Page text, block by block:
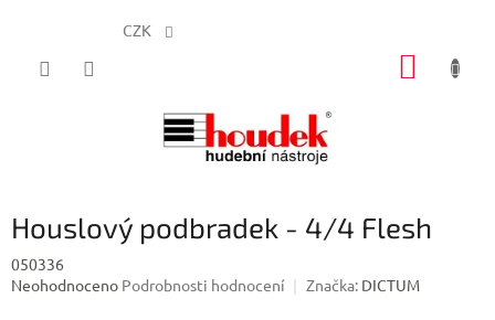
CZK
Houslový podbradek - 4/4 Flesh
050336
Průměrné
Neohodnoceno Podrobnosti hodnocení Značka: DICTUM